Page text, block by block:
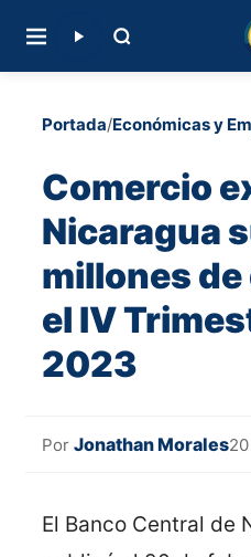
Portada/Económicas y
Comercio
Nicaragua
millones
el IV
2023
Por Jonathan Morales
El Banco Central de